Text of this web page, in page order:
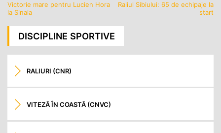
Navigare
articole
Victorie mare pentru Lucien Hora
la Sinaia
Raliul Sibiului: 65 de echipaje la
start
DISCIPLINE SPORTIVE
RALIURI (CNR)
VITEZĂ ÎN COASTĂ (CNVC)